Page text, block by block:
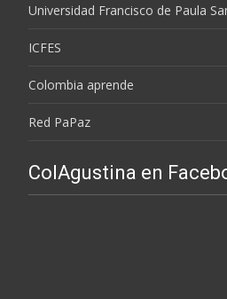
Universidad Francisco de Paula
ICFES
Colombia aprende
Red PaPaz
ColAgustina en